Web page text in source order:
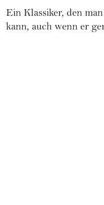
Ein Klassiker, den
kann, auch wenn er